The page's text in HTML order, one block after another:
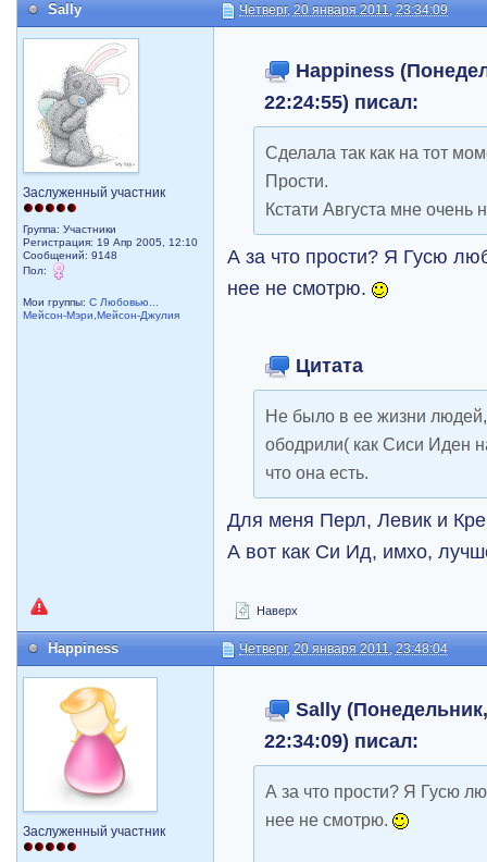
Sally Четверг, 20 января 2011, 23:34:09
Заслуженный участник
Группа: Участники
Регистрация: 19 Апр 2005, 12:10
Сообщений: 9148
Пол:
Мои группы:С Любовью...
Мейсон-Мэри,Мейсон-Джулия
Happiness
22:24:55) писал:
Сделала так как на тот
Прости.
Кстати Августа мне очень
А за что прости? Я Гусю
нее не смотрю.
Цитата
Не было в ее жизни
ободрили( как Сиси Иден
что она есть.
Для меня Перл, Левик и
А вот как Си Ид, имхо,
Наверх
Happiness Четверг, 20 января 2011, 23:48:04
Заслуженный участник
Sally
22:34:09) писал:
А за что прости? Я Гусю
нее не смотрю.